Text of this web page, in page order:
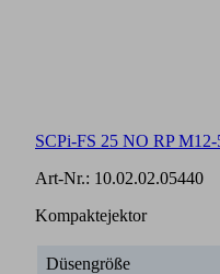
SCPi-FS 25 NO RP M12-
Art-Nr.: 10.02.02.05440
Kompaktejektor
Düsengröße